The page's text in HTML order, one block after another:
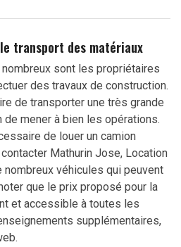
transport des matériaux
sont les propriétaires
des travaux de construction.
de transporter une très grande
de mener à bien les opérations.
de louer un camion
Mathurin Jose, Location
véhicules qui peuvent
que le prix proposé pour la
et accessible à toutes les
supplémentaires,